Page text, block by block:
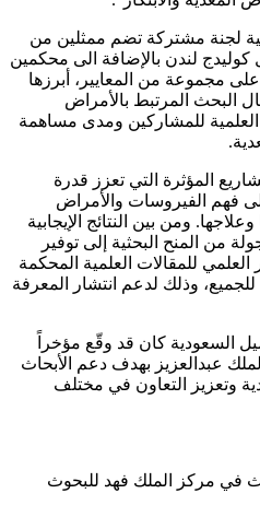
لجنة مشتركة تضم ممثلين من
كوليدج لندن بالإضافة الى محكمين
مجموعة من المعايير، أبرزها
البحث المرتبط بالأمراض
العلمية للمشاركين ومدى مساهمة
المؤثرة التي تعزز قدرة
فهم الفيروسات والأمراض
ومن بين النتائج الإيجابية
من المنح البحثية إلى توفير
للمقالات العلمية المحكمة
وذلك لدعم انتشار المعرفة
السعودية كان قد وقّع مؤخراً
عبدالعزيز بهدف دعم الأبحاث
وتعزيز التعاون في مختلف
في مركز الملك فهد للبحوث